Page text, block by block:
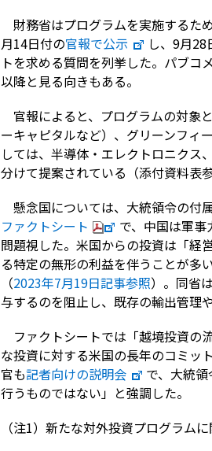
財務省はプログラムを実施するた
月14日付の官報で公示
し、9月
トを求める質問を列挙した。パブ
以降と見る向きもある。
官報によると、プログラムの対象
ーキャピタルなど）、グリーンフィ
しては、半導体・エレクトロニクス
分けて提案されている（添付資料表参
懸念国については、大統領令の付
ファクトシート
で、中国は軍
問題視した。米国からの投資は「経
る特定の無形の利益を伴うことが多
（2023年7月19日記事参照）。同省
与するのを阻止し、既存の輸出管理
ファクトシートでは「越境投資の
な投資に対する米国の長年のコミッ
官も記者向けの説明会
で、大統
行うものではない」と強調した。
（注1）新たな対外投資プログラム